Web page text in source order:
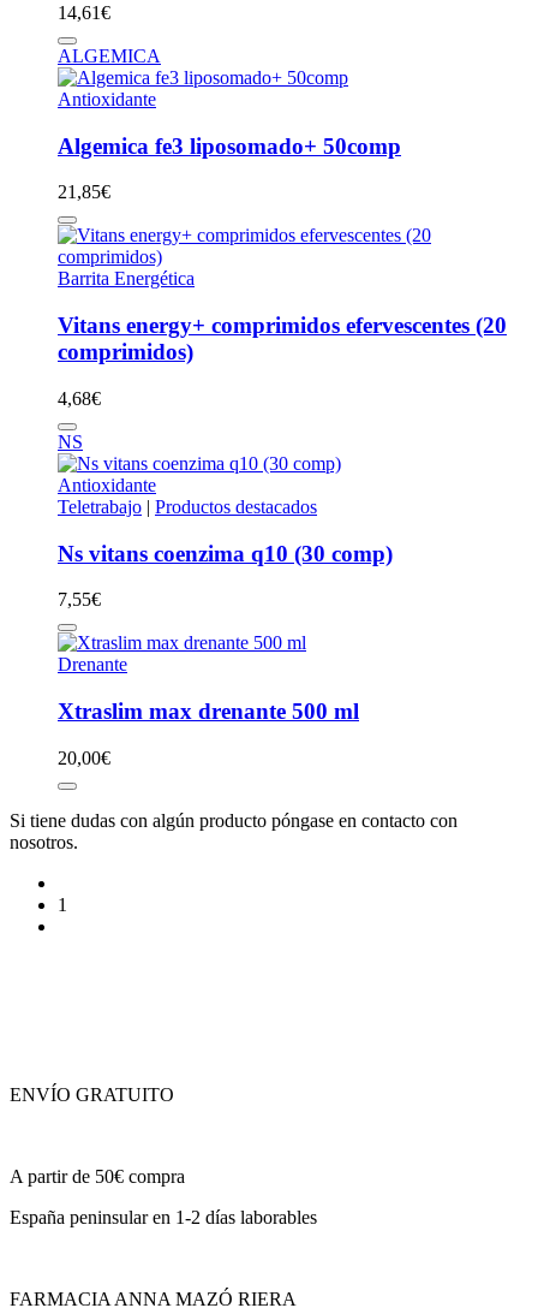
14,61€
ALGEMICA
Antioxidante
Algemica fe3 liposomado+ 50comp
21,85€
Barrita Energética
Vitans energy+ comprimidos efervescentes (20
comprimidos)
4,68€
NS
Antioxidante
Teletrabajo | Productos destacados
Ns vitans coenzima q10 (30 comp)
7,55€
Drenante
Xtraslim max drenante 500 ml
20,00€
Si tiene dudas con algún producto póngase en contacto con
nosotros.
1
ENVÍO GRATUITO
A partir de 50€ compra
España peninsular en 1-2 días laborables
FARMACIA ANNA MAZÓ RIERA